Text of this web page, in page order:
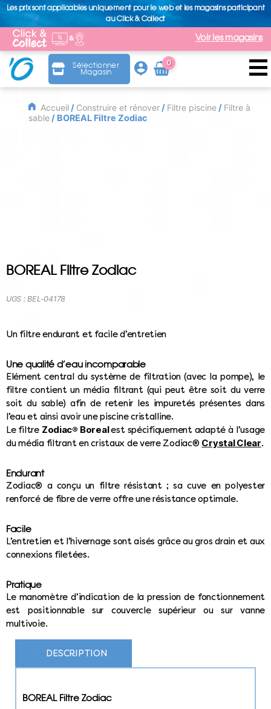
Les prix sont applicables uniquement pour le web et les magasins participant
au Click & Collect
Voir les magasins
Sélectionner
Magasin
0
Arti
cle
Accueil/ Construire et rénover/ Filtre piscine/ Filtre à
sable/ BOREAL Filtre Zodiac
BOREAL Filtre Zodiac
Un filtre endurant et facile d’entretien
Une qualité d’eau incomparable
Elément central du système de filtration (avec la pompe), le
filtre contient un média filtrant (qui peut être soit du verre
soit du sable) afin de retenir les impuretés présentes dans
l’eau et ainsi avoir une piscine cristalline.
Le filtre Zodiac® Borealest spécifiquement adapté à l’usage
du média filtrant en cristaux de verre Zodiac® Crystal Clear.
Endurant
Zodiac® a conçu un filtre résistant ; sa cuve en polyester
renforcé de fibre de verre offre une résistance optimale.
Facile
L’entretien et l’hivernage sont aisés grâce au gros drain et aux
connexions filetées.
Pratique
Le manomètre d’indication de la pression de fonctionnement
est positionnable sur couvercle supérieur ou sur vanne
multivoie.
UGS :BEL-04178
DESCRIPTION
BOREAL Filtre Zodiac